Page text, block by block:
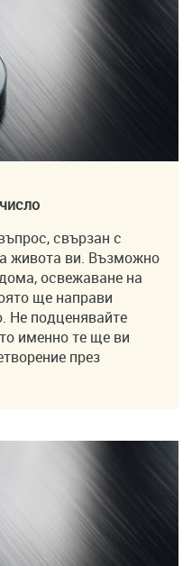
свързан с
живота ви. Възможно
освежаване на
ще направи
Не подценявайте
именно те ще ви
през